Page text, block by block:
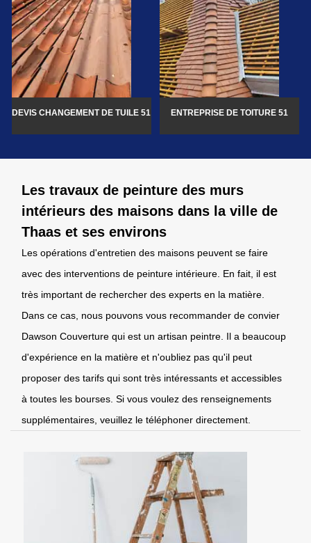
DEVIS CHANGEMENT DE TUILE 51 ENTREPRISE DE TOITURE 51
Les travaux de peinture des murs
intérieurs des maisons dans la ville de
Thaas et ses environs
Les opérations d'entretien des maisons peuvent se faire
avec des interventions de peinture intérieure. En fait, il est
très important de rechercher des experts en la matière.
Dans ce cas, nous pouvons vous recommander de convier
Dawson Couverture qui est un artisan peintre. Il a beaucoup
d'expérience en la matière et n'oubliez pas qu'il peut
proposer des tarifs qui sont très intéressants et accessibles
à toutes les bourses. Si vous voulez des renseignements
supplémentaires, veuillez le téléphoner directement.